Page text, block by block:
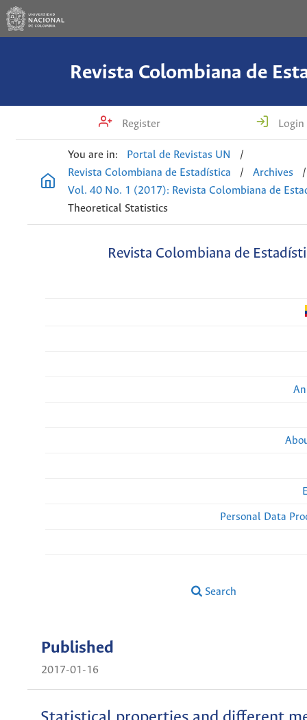
Revista Colombiana de
Register Login
You are in: Portal de Revistas UN
/
Revista Colombiana de Estadística
/ Archives
/
Vol. 40 No. 1 (2017): Revista Colombiana de
Theoretical Statistics
Revista Colombiana de
Personal Data
Search
Published
2017-01-16